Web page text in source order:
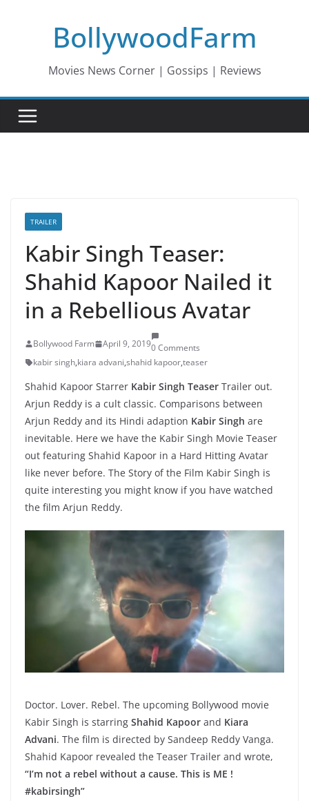
BollywoodFarm
Movies News Corner | Gossips | Reviews
TRAILER
Kabir Singh Teaser:
Shahid Kapoor Nailed it
in a Rebellious Avatar
Bollywood Farm April 9, 20190 Comments
kabir singh,kiara advani,shahid kapoor,teaser
Shahid Kapoor Starrer Kabir Singh Teaser Trailer out.
Arjun Reddy is a cult classic. Comparisons between
Arjun Reddy and its Hindi adaption Kabir Singh are
inevitable. Here we have the Kabir Singh Movie Teaser
out featuring Shahid Kapoor in a Hard Hitting Avatar
like never before. The Story of the Film Kabir Singh is
quite interesting you might know if you have watched
the film Arjun Reddy.
Doctor. Lover. Rebel. The upcoming Bollywood movie
Kabir Singh is starring Shahid Kapoor and Kiara
Advani. The film is directed by Sandeep Reddy Vanga.
Shahid Kapoor revealed the Teaser Trailer and wrote,
“I’m not a rebel without a cause. This is ME !
#kabirsingh”